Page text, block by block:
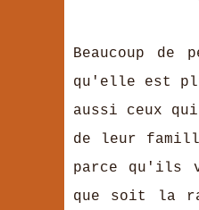
Beaucoup
qu'elle est
aussi ceux
de leur
parce qu'ils
que soit la